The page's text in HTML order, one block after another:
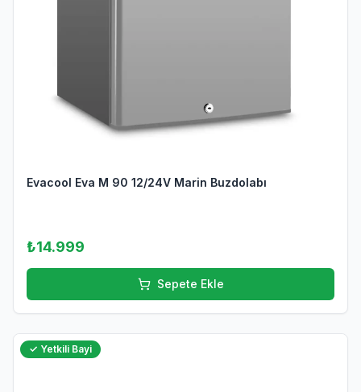
Evacool Eva M 90 12/24V Marin Buzdolabı
₺14.999
Sepete Ekle
✓ Yetkili Bayi